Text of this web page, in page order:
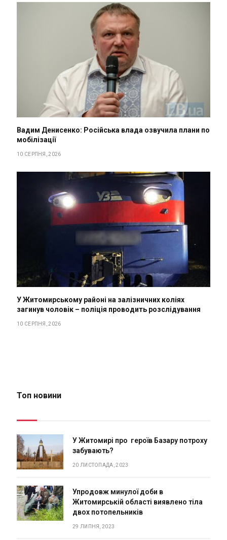
Вадим Денисенко: Російська влада озвучила плани по
мобілізації
10 СЕРПНЯ, 2026
У Житомирському районі на залізничних коліях
загинув чоловік – поліція проводить розслідування
10 СЕРПНЯ, 2026
Топ новини
У Житомирі про героїв Базару потроху
забувають?
20 ЛИСТОПАДА, 2023
Упродовж минулої доби в
Житомирській області виявлено тіла
двох потопельників
29 ЛИПНЯ, 2023